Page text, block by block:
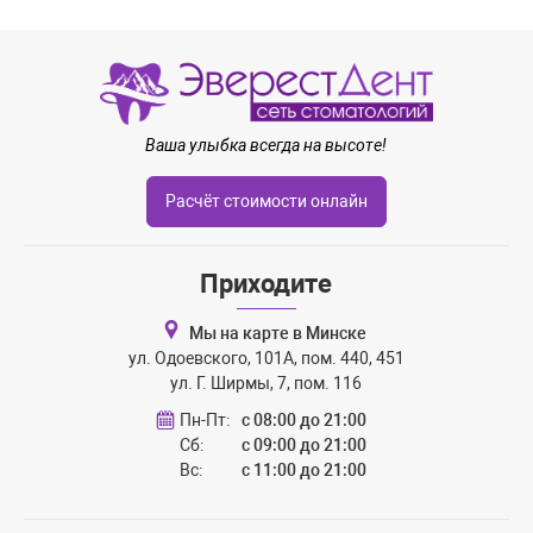
Ваша улыбка всегда на высоте!
Расчёт стоимости онлайн
Приходите
Мы на карте в Минске
ул. Одоевского, 101А, пом. 440, 451
ул. Г. Ширмы, 7, пом. 116
Пн-Пт:
с 08:00 до 21:00
Сб:
с 09:00 до 21:00
Вс:
с 11:00 до 21:00